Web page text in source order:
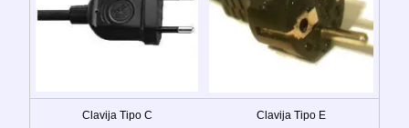
Clavija Tipo C Clavija Tipo E